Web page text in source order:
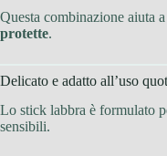
Questa combinazione aiuta
protette.
Delicato e adatto all’uso
Lo stick labbra è formulato
sensibili.